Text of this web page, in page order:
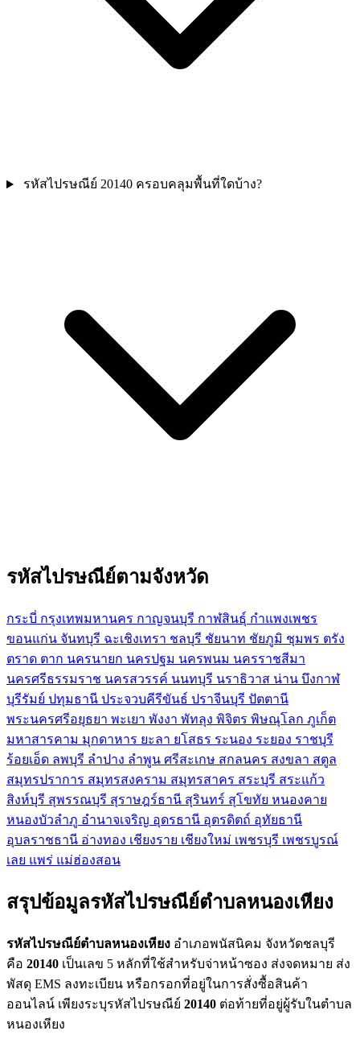
รหัสไปรษณีย์ 20140 ครอบคลุมพื้นที่ใดบ้าง?
รหัสไปรษณีย์ตามจังหวัด
กระบี่ กรุงเทพมหานคร กาญจนบุรี กาฬสินธุ์ กำแพงเพชร
ขอนแก่น จันทบุรี ฉะเชิงเทรา ชลบุรี ชัยนาท ชัยภูมิ ชุมพร ตรัง
ตราด ตาก นครนายก นครปฐม นครพนม นครราชสีมา
นครศรีธรรมราช นครสวรรค์ นนทบุรี นราธิวาส น่าน บึงกาฬ
บุรีรัมย์ ปทุมธานี ประจวบคีรีขันธ์ ปราจีนบุรี ปัตตานี
พระนครศรีอยุธยา พะเยา พังงา พัทลุง พิจิตร พิษณุโลก ภูเก็ต
มหาสารคาม มุกดาหาร ยะลา ยโสธร ระนอง ระยอง ราชบุรี
ร้อยเอ็ด ลพบุรี ลำปาง ลำพูน ศรีสะเกษ สกลนคร สงขลา สตูล
สมุทรปราการ สมุทรสงคราม สมุทรสาคร สระบุรี สระแก้ว
สิงห์บุรี สุพรรณบุรี สุราษฎร์ธานี สุรินทร์ สุโขทัย หนองคาย
หนองบัวลำภู อำนาจเจริญ อุดรธานี อุตรดิตถ์ อุทัยธานี
อุบลราชธานี อ่างทอง เชียงราย เชียงใหม่ เพชรบุรี เพชรบูรณ์
เลย แพร่ แม่ฮ่องสอน
สรุปข้อมูลรหัสไปรษณีย์ตำบลหนองเหียง
รหัสไปรษณีย์ตำบลหนองเหียง อำเภอพนัสนิคม จังหวัดชลบุรี
คือ 20140 เป็นเลข 5 หลักที่ใช้สำหรับจ่าหน้าซอง ส่งจดหมาย ส่ง
พัสดุ EMS ลงทะเบียน หรือกรอกที่อยู่ในการสั่งซื้อสินค้า
ออนไลน์ เพียงระบุรหัสไปรษณีย์ 20140 ต่อท้ายที่อยู่ผู้รับในตำบล
หนองเหียง